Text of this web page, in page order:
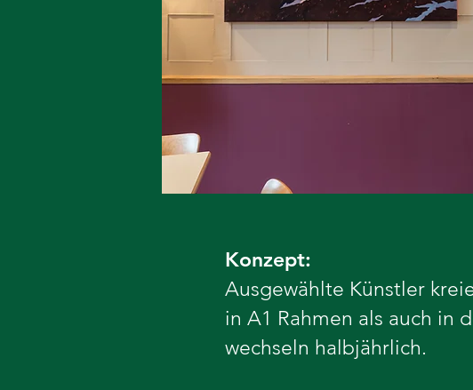
Konzept:
Ausgewählte Künstler
in A1 Rahmen als auch in
wechseln halbjährlich.